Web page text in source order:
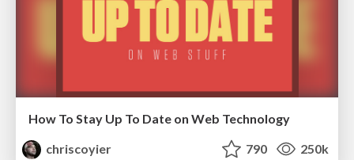
How To Stay Up To Date on Web Technology
chriscoyier
790 250k